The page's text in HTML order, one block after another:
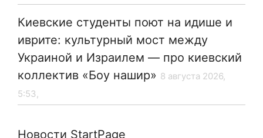
Киевские студенты поют на идише и
иврите: культурный мост между
Украиной и Израилем — про киевский
коллектив «Боу нашир» 8 августа 2026,
5:53,
Новости StartPage